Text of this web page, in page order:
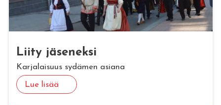
Liity jä­se­nek­si
Karjalaisuus sydämen asiana
Lue lisää